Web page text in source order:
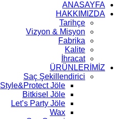
ANASAYFA
HAKKIMIZDA
Tarihçe
Vizyon & Misyon
Fabrika
Kalite
İhracat
ÜRÜNLERİMİZ
Saç Şekillendirici
Style&Protect Jöle
Bitkisel Jöle
Let’s Party Jöle
Wax